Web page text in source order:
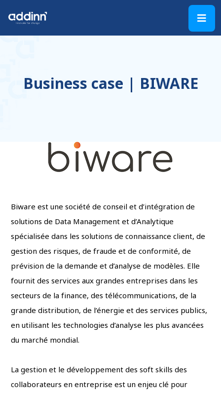
Business case | BIWARE
Biware est une société de conseil et d’intégration de
solutions de Data Management et d’Analytique
spécialisée dans les solutions de connaissance client, de
gestion des risques, de fraude et de conformité, de
prévision de la demande et d’analyse de modèles. Elle
fournit des services aux grandes entreprises dans les
secteurs de la finance, des télécommunications, de la
grande distribution, de l’énergie et des services publics,
en utilisant les technologies d’analyse les plus avancées
du marché mondial.
La gestion et le développement des soft skills des
collaborateurs en entreprise est un enjeu clé pour